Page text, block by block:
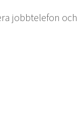
jobbtele­fon och